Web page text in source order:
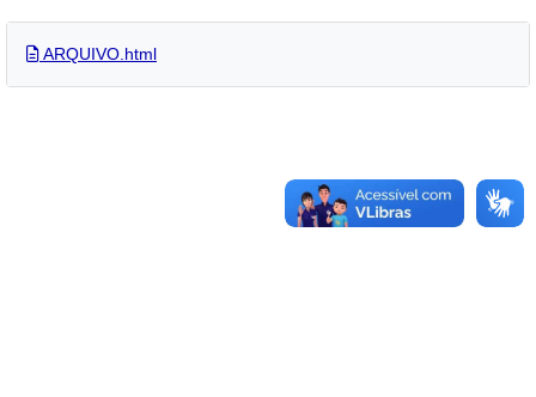
ARQUIVO.html